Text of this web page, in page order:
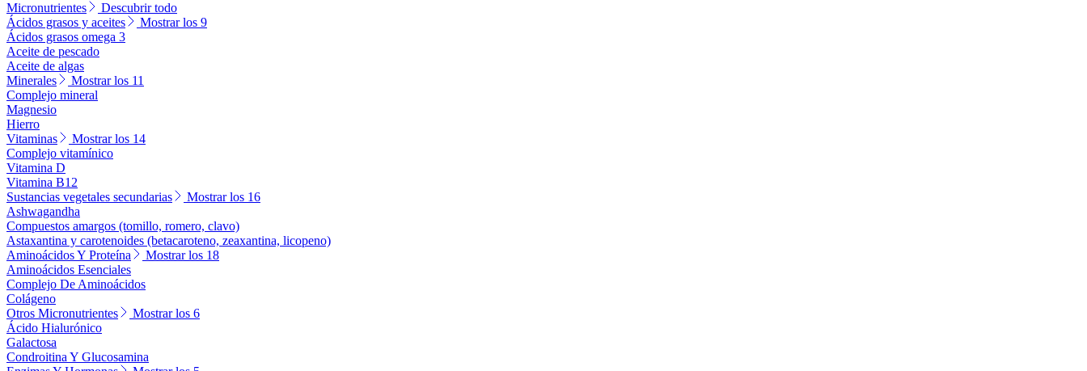
Micronutrientes
Descubrir todo
Ácidos grasos y aceites
Mostrar los 9
Ácidos grasos omega 3
Aceite de pescado
Aceite de algas
Minerales
Mostrar los 11
Complejo mineral
Magnesio
Hierro
Vitaminas
Mostrar los 14
Complejo vitamínico
Vitamina D
Vitamina B12
Sustancias vegetales secundarias
Mostrar los 16
Ashwagandha
Compuestos amargos (tomillo, romero, clavo)
Astaxantina y carotenoides (betacaroteno, zeaxantina, licopeno)
Aminoácidos Y Proteína
Mostrar los 18
Aminoácidos Esenciales
Complejo De Aminoácidos
Colágeno
Otros Micronutrientes
Mostrar los 6
Ácido Hialurónico
Galactosa
Condroitina Y Glucosamina